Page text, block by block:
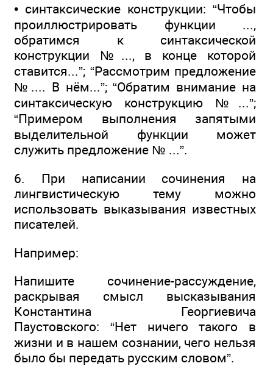
• синтаксические конструкции: “Чтобы
проиллюстрировать функции ...,
обратимся к синтаксической
конструкции №..., в конце которой
ставится...”; “Рассмотрим предложение
№.... В нём...”; “Обратим внимание на
синтаксическую конструкцию №...”;
“Примером выполнения запятыми
выделительной функции может
служить предложение № ...”.
6. При написании сочинения на
лингвистическую тему можно
использовать выказывания известных
писателей.
Например:
Напишите сочинение-рассуждение,
раскрывая смысл высказывания
Константина Георгиевича
Паустовского: “Нет ничего такого в
жизни и в нашем сознании, чего нельзя
было бы передать русским словом”.